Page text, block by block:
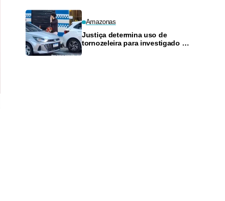
Amazonas
Justiça determina uso de
tornozeleira para investigado por